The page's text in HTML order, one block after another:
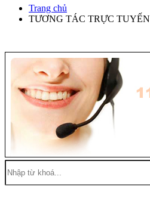
Trang chủ
TƯƠNG TÁC TRỰC TUYẾN